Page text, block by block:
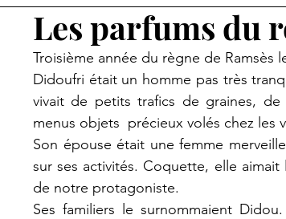
Les parfums du
Troisième année du règne de Ramsès
Didoufri était un homme pas très
vivait de petits trafics de graines,
menus objets  précieux volés chez les
Son épouse était une femme
sur ses activités. Coquette, elle
de notre protagoniste.
Ses familiers le surnommaient